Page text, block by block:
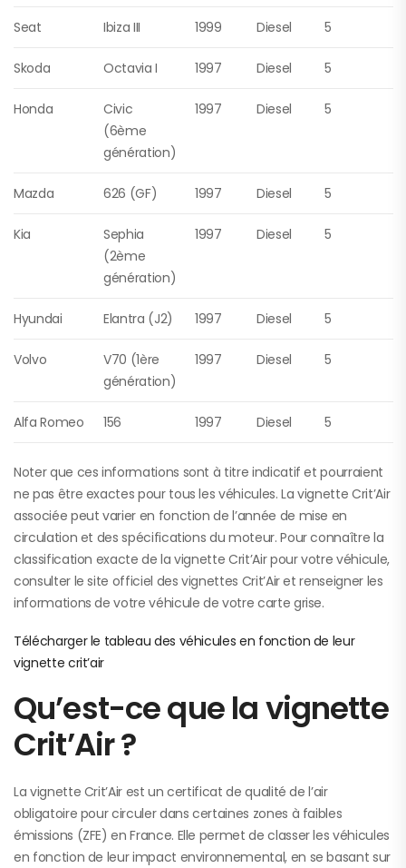
Seat Ibiza III 1999 Diesel 5
Skoda Octavia I 1997 Diesel 5
Honda
Civic
(6ème
génération)
1997 Diesel 5
Mazda 626 (GF) 1997 Diesel 5
Kia
Sephia
(2ème
génération)
1997 Diesel 5
Hyundai Elantra (J2) 1997 Diesel 5
Volvo
V70 (1ère
génération)
1997 Diesel 5
Alfa Romeo 156 1997 Diesel 5
Noter que ces informations sont à titre indicatif et pourraient
ne pas être exactes pour tous les véhicules. La vignette Crit’Air
associée peut varier en fonction de l’année de mise en
circulation et des spécifications du moteur. Pour connaître la
classification exacte de la vignette Crit’Air pour votre véhicule,
consulter le site officiel des vignettes Crit’Air et renseigner les
informations de votre véhicule de votre carte grise.
Télécharger le tableau des véhicules en fonction de leur
vignette crit’air
Qu’est-ce que la vignette
Crit’Air ?
La vignette Crit’Air est un certificat de qualité de l’air
obligatoire pour circuler dans certaines zones à faibles
émissions (ZFE) en France. Elle permet de classer les véhicules
en fonction de leur impact environnemental, en se basant sur